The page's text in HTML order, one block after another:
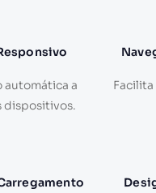
automática a